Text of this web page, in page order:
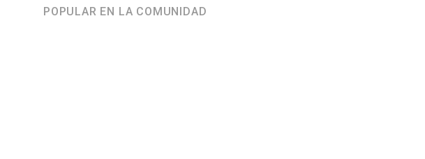
POPULAR EN LA COMUNIDAD